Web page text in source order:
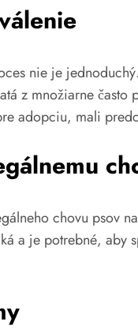
nie je
z množiarne
adopciu, mali
chovu psov
a je potrebné,